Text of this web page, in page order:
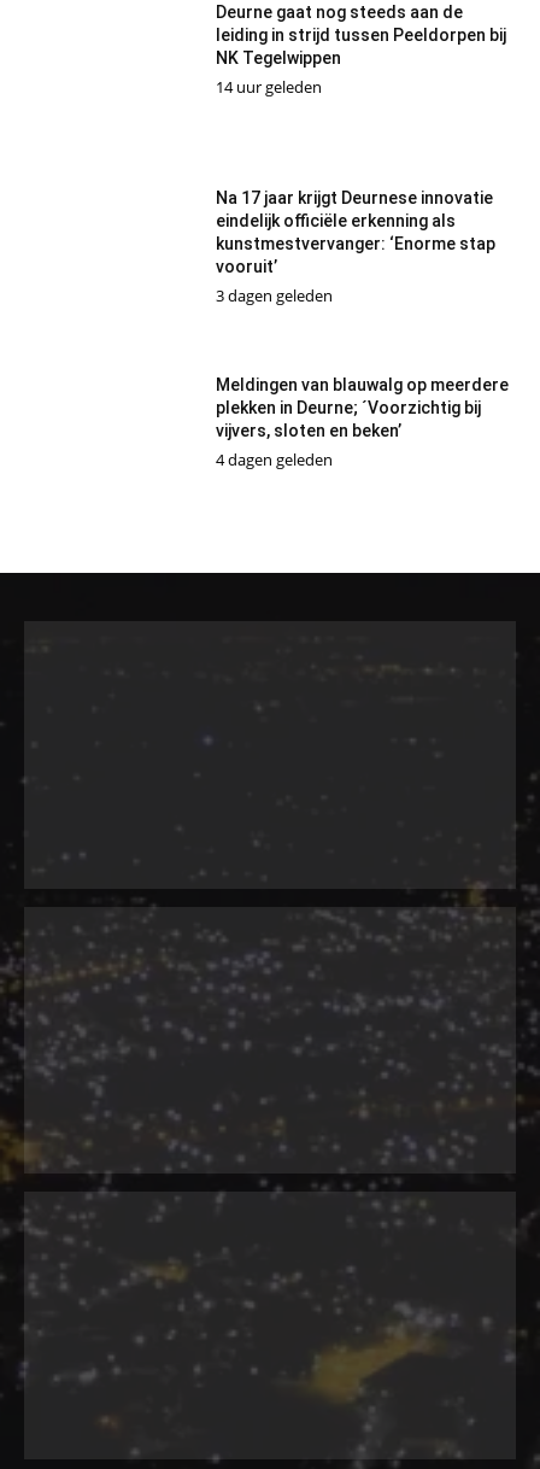
Deurne gaat nog steeds aan de
leiding in strijd tussen Peeldorpen bij
NK Tegelwippen
14 uur geleden
Na 17 jaar krijgt Deurnese innovatie
eindelijk officiële erkenning als
kunstmestvervanger: ‘Enorme stap
vooruit’
3 dagen geleden
Meldingen van blauwalg op meerdere
plekken in Deurne; ´Voorzichtig bij
vijvers, sloten en beken’
4 dagen geleden